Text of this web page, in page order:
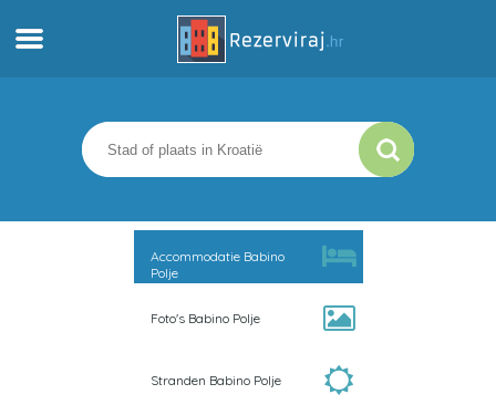
Appartementen
Toeristeninformatie
Accommodatie Babino
Polje
Foto's Babino Polje
Stranden Babino Polje